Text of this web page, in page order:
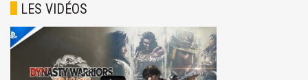
LES VIDÉOS